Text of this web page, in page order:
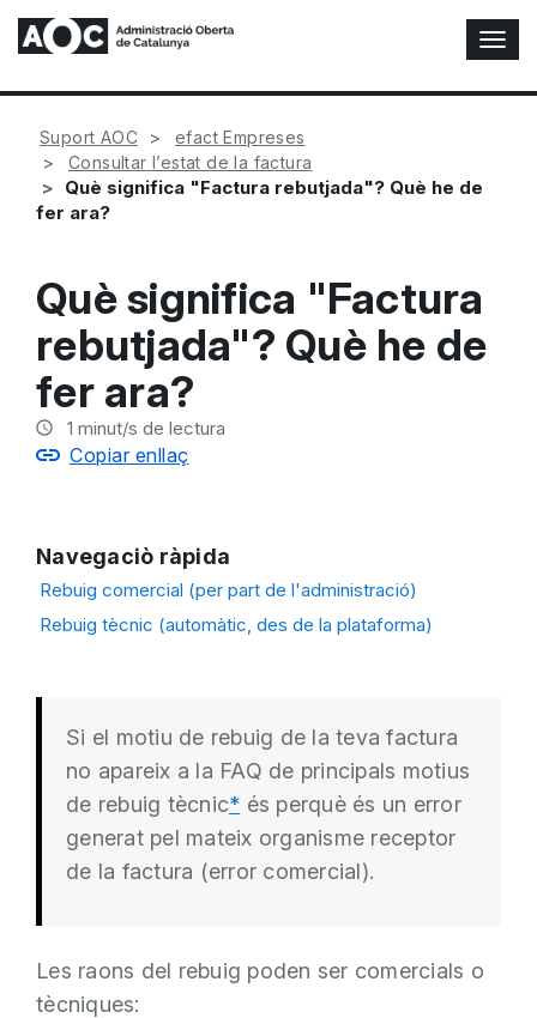
A
l
t
Suport AOC
efact Empreses
Consultar l’estat de la factura
Què significa "Factura rebutjada"? Què he de
fer ara?
Què significa "Factura
rebutjada"? Què he de
fer ara?
1 minut/s de lectura
Copiar enllaç
Si el motiu de rebuig de la teva factura
no apareix a la FAQ de principals motius
de rebuig tècnic* és perquè és un error
generat pel mateix organisme receptor
de la factura (error comercial).
Les raons del rebuig poden ser comercials o
tècniques:
Navegaciò ràpida
Rebuig comercial (per part de l'administració)
Rebuig tècnic (automàtic, des de la plataforma)